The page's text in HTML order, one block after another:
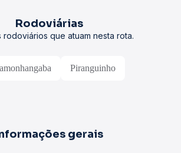
Rodoviárias
rodoviários que atuam nesta rota.
Piranguinho
gerais